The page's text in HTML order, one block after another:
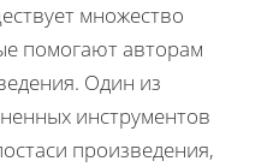
множество
помогают авторам
Один из
инструментов
произведения,